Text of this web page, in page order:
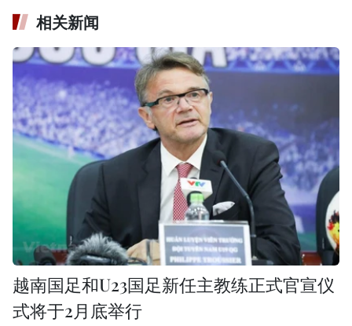
相关新闻
越南国足和U23国足新任主教练正式官宣仪
式将于2月底举行